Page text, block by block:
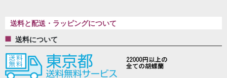
送料と配送・ラッピングについて
送料について